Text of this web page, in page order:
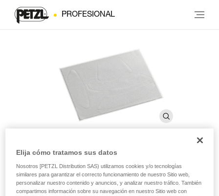
PROFESIONAL
Autoadhesivos reflectantes
anterior a 2019
Elija cómo tratamos sus datos
Nosotros [PETZL Distribution SAS) utilizamos cookies y/o tecnologías
similares para garantizar el correcto funcionamiento de nuestro Sitio web,
personalizar nuestro contenido y anuncios, y analizar nuestro tráfico. También
compartimos información sobre su navegación en nuestro Sitio web con